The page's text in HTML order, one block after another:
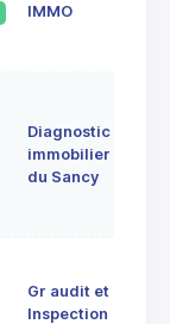
IMMO
Diagnostic
immobilier
du Sancy
Gr audit et
Inspection